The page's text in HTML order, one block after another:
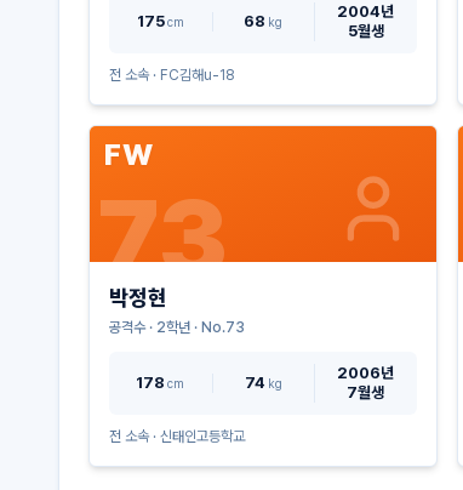
175cm 68 kg
2004년
5월생
전 소속 · FC김해u-18
FW
73
박정현
공격수· 2학년 · No.73
178 cm 74 kg
2006년
7월생
전 소속 · 신태인고등학교